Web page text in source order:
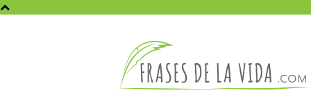
la
vida